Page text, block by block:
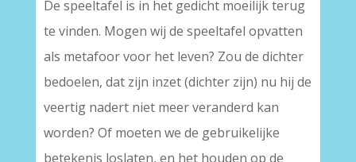
De speeltafel is in het gedicht moeilijk terug
te vinden. Mogen wij de speeltafel opvatten
als metafoor voor het leven? Zou de dichter
bedoelen, dat zijn inzet (dichter zijn) nu hij de
veertig nadert niet meer veranderd kan
worden? Of moeten we de gebruikelijke
betekenis loslaten, en het houden op de